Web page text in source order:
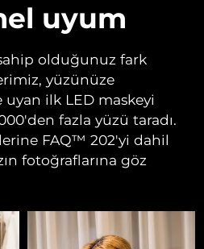
uyum
olduğunuz fark
yüzünüze
ilk LED maskeyi
fazla yüzü taradı.
FAQ™ 202'yi dahil
fotoğraflarına göz